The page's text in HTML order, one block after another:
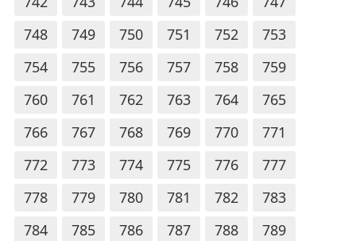
748
749 750 751 752
753
754
755 756 757 758
759
760
761 762 763 764
765
766
767 768 769 770
771
772
773 774 775 776
777
778
779 780 781 782
783
784
785 786 787 788
789